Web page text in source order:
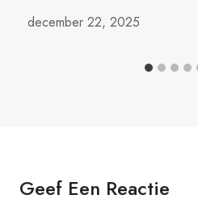
december 22, 2025
Geef Een Reactie